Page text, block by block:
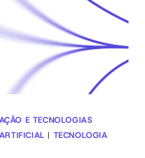
E TECNOLOGIAS
| TECNOLOGIA